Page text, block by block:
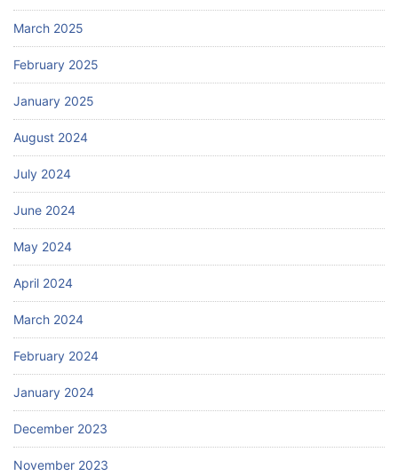
March 2025
February 2025
January 2025
August 2024
July 2024
June 2024
May 2024
April 2024
March 2024
February 2024
January 2024
December 2023
November 2023